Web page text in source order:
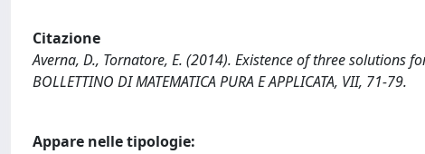
Citazione
Averna, D., Tornatore, E. (2014). Existence of three solutions
BOLLETTINO DI MATEMATICA PURA E APPLICATA, VII, 71-79.
Appare nelle tipologie: